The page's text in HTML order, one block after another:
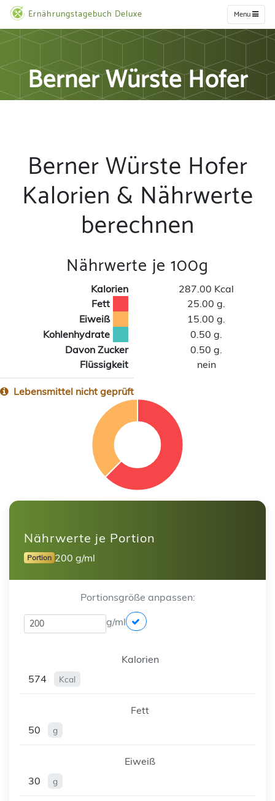
Ernährungstagebuch Deluxe Menu
Berner Würste Hofer
Berner Würste Hofer
Kalorien & Nährwerte
berechnen
Nährwerte je 100g
Kalorien
287.00 Kcal
Fett
25.00 g.
Eiweiß
15.00 g.
Kohlenhydrate
0.50 g.
Davon Zucker
0.50 g.
Flüssigkeit
nein
Lebensmittel nicht geprüft
Nährwerte je Portion
Portion 200 g/ml
Portionsgröße anpassen:
g/ml
Kalorien
574
Kcal
Fett
50
g
Eiweiß
30
g